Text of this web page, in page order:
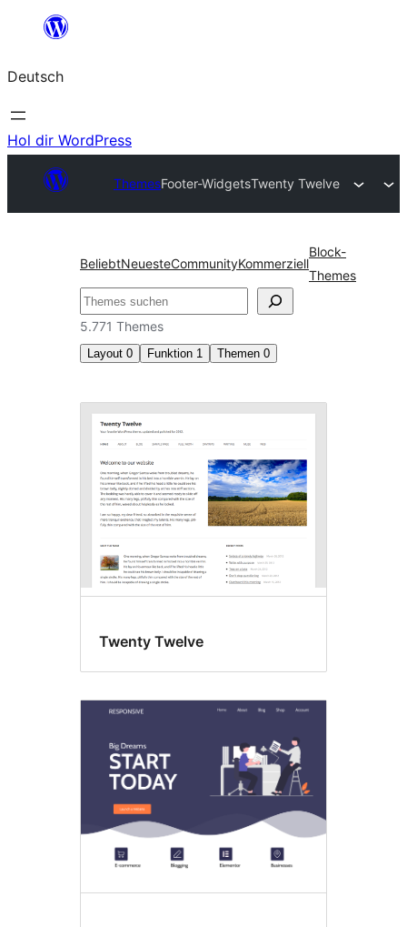
springen
Deutsch
Hol dir WordPress
ThemesFooter-WidgetsTwenty Twelve
BeliebtNeuesteCommunityKommerziell
Block-
Themes
Suchen
5.771 Themes
Layout 0 Funktion 1 Themen 0
Footer-
Widgets
Twenty Twelve